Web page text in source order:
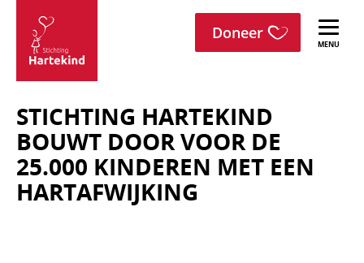
Sla navigatie over
Stichting
Hartekind
Doneer menu
STICHTING HARTEKIND
BOUWT DOOR VOOR DE
25.000 KINDEREN MET EEN
HARTAFWIJKING